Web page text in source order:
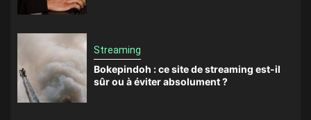
Streaming
Bokepindoh : ce site de streaming est-il
sûr ou à éviter absolument ?